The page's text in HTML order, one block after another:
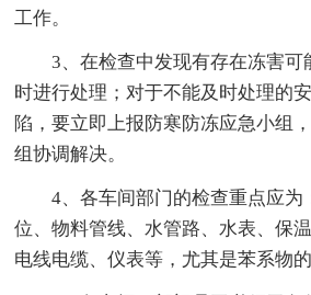
工作。
3、在检查中发现有存在冻害可
时进行处理；对于不能及时处理的
陷，要立即上报防寒防冻应急小组
组协调解决。
4、各车间部门的检查重点应为
位、物料管线、水管路、水表、保
电线电缆、仪表等，尤其是苯系物的